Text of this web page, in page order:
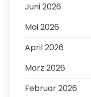
Juni 2026
Mai 2026
April 2026
März 2026
Februar 2026